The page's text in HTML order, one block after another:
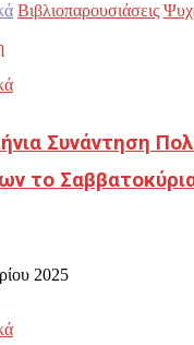
Βιβλιοπαρουσιάσεις
Συνάντηση
το
2025